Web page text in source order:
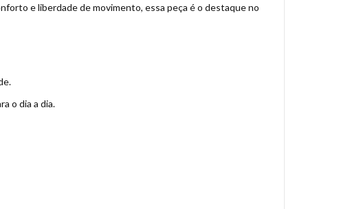
e liberdade de movimento, essa peça é o destaque no
o dia a dia.